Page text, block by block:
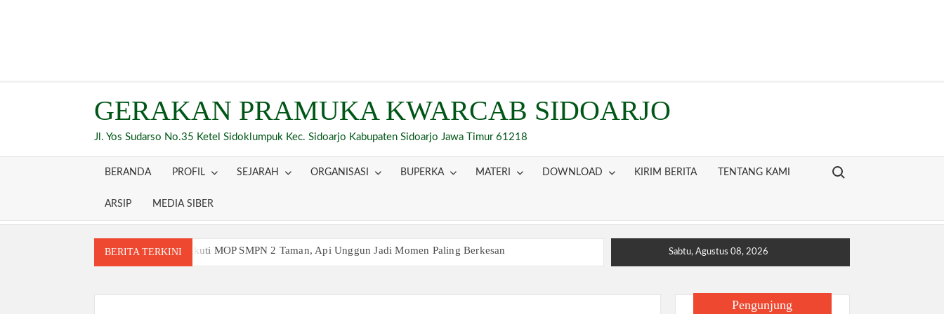
GERAKAN PRAMUKA KWARCAB SIDOARJO
Jl. Yos Sudarso No.35 Ketel Sidoklumpuk Kec. Sidoarjo Kabupaten Sidoarjo Jawa Timur 61218
BERANDA PROFIL SEJARAH ORGANISASI BUPERKA MATERI DOWNLOAD KIRIM BERITA TENTANG KAMI
ARSIP MEDIA SIBER
Search for:
BERITA TERKINI
Siswa Baru Antusias Ikuti MOP SMPN 2 Taman, Api Unggun Jadi Momen Paling Berkesan
Sabtu, Agustus 08, 2026
Pengunjung